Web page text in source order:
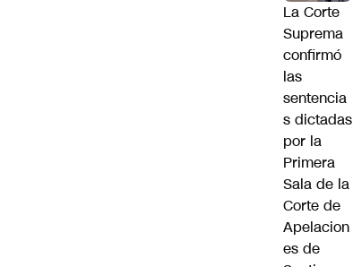
La Corte
Suprema
confirmó
las
sentencia
s dictadas
por la
Primera
Sala de la
Corte de
Apelacion
es de